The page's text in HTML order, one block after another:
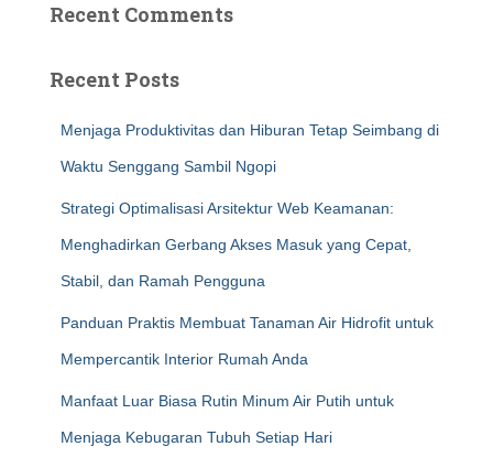
Recent Comments
Recent Posts
Menjaga Produktivitas dan Hiburan Tetap Seimbang di
Waktu Senggang Sambil Ngopi
Strategi Optimalisasi Arsitektur Web Keamanan:
Menghadirkan Gerbang Akses Masuk yang Cepat,
Stabil, dan Ramah Pengguna
Panduan Praktis Membuat Tanaman Air Hidrofit untuk
Mempercantik Interior Rumah Anda
Manfaat Luar Biasa Rutin Minum Air Putih untuk
Menjaga Kebugaran Tubuh Setiap Hari